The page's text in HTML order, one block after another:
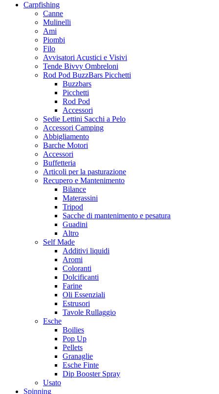
Carpfishing
Canne
Mulinelli
Ami
Piombi
Filo
Avvisatori Acustici e Visivi
Tende Bivvy Ombreloni
Rod Pod BuzzBars Picchetti
Buzzbars
Picchetti
Rod Pod
Accessori
Sedie Lettini Sacchi a Pelo
Accessori Camping
Abbigliamento
Barche Motori
Accessori
Buffetteria
Articoli per la pasturazione
Recupero e Mantenimento
Bilance
Materassini
Tripod
Sacche di mantenimento e pesatura
Guadini
Altro
Self Made
Additivi liquidi
Aromi
Coloranti
Dolcificanti
Farine
Oli Essenziali
Estrusori
Tavole Rullaggio
Esche
Boilies
Pop Up
Pellets
Granaglie
Esche Finte
Dip Booster Spray
Usato
Spinning